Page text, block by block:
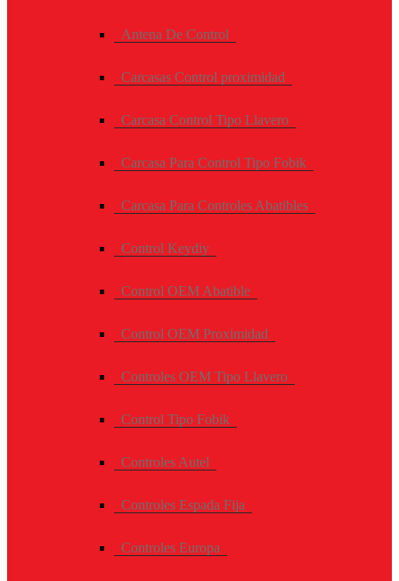
Antena De Control
Carcasas Control proximidad
Carcasa Control Tipo Llavero
Carcasa Para Control Tipo Fobik
Carcasa Para Controles Abatibles
Control Keydiy
Control OEM Abatible
Control OEM Proximidad
Controles OEM Tipo Llavero
Control Tipo Fobik
Controles Autel
Controles Espada Fija
Controles Europa